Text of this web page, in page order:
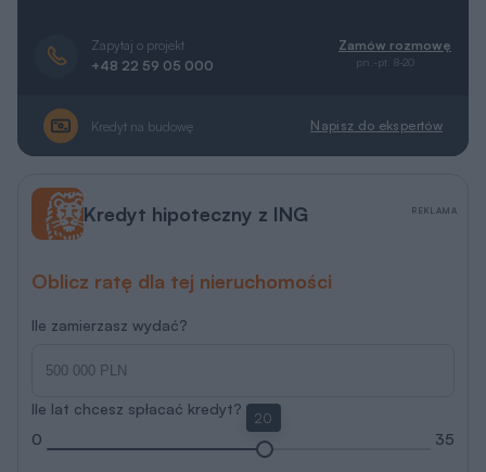
Zapytaj o projekt
+48 22 59 05 000
Zamów rozmowę
pn.-pt. 8-20
Kredyt na budowę Napisz do ekspertów
Kredyt hipoteczny z ING
Oblicz ratę dla tej nieruchomości
Ile zamierzasz wydać?
Ile lat chcesz spłacać kredyt?
0
20
35
REKLAMA